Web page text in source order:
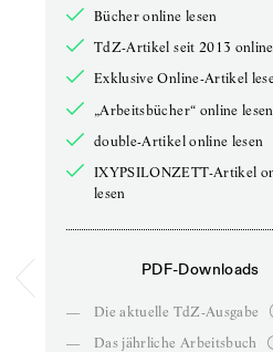
Bücher online lesen
TdZ-Artikel seit 2013
Exklusive Online-Artikel
„Arbeitsbücher“ online lesen
double-Artikel online lesen
IXYPSILONZETT-Artikel
lesen
PDF-Downloads
—
Die aktuelle TdZ-Ausgabe
—
Das jährliche Arbeitsbuch